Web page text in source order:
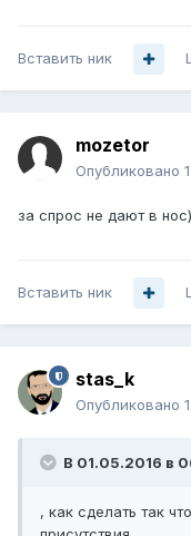
Вставить ник
mozetor
Опубликовано
за спрос не дают в нос)
Вставить ник
stas_k
Опубликовано
В 01.05.2016 в
, как сделать так